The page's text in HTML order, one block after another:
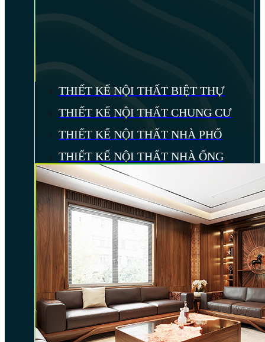
THIẾT KẾ NỘI THẤT BIỆT THỰ
THIẾT KẾ NỘI THẤT CHUNG CƯ
THIẾT KẾ NỘI THẤT NHÀ PHỐ
THIẾT KẾ NỘI THẤT NHÀ ỐNG